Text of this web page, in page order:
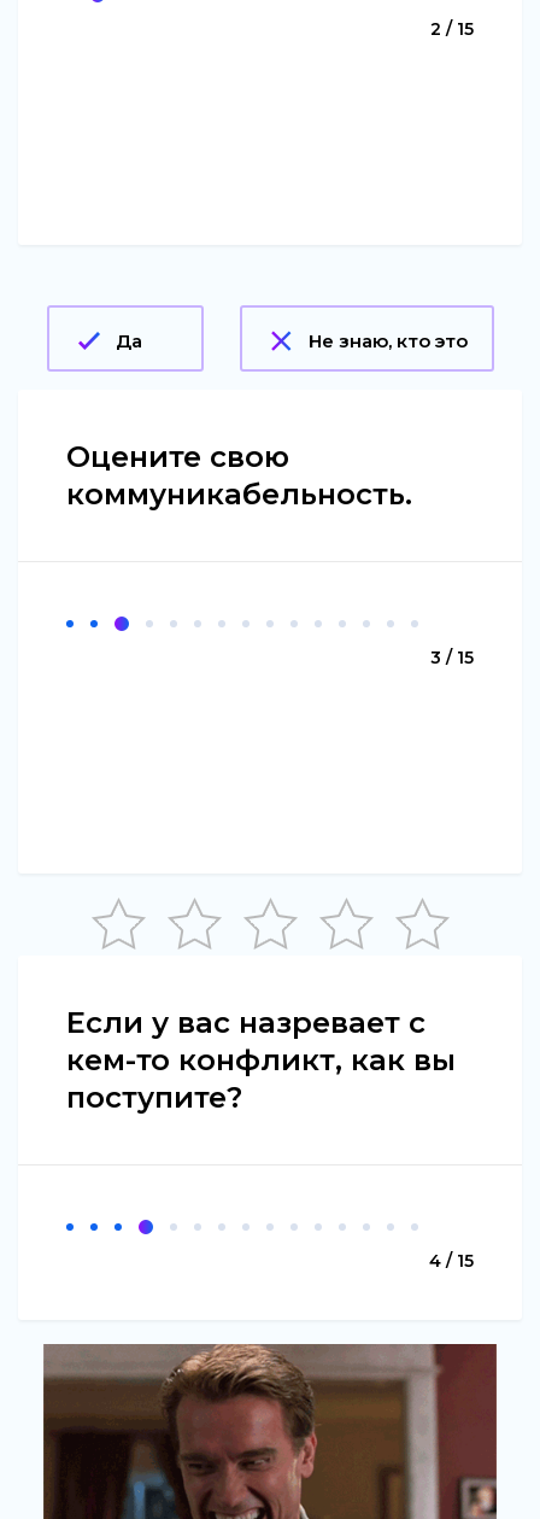
2 / 15
Да Не знаю, кто это
Оцените свою
коммуникабельность.
3 / 15
Если у вас назревает с
кем-то конфликт, как вы
поступите?
4 / 15